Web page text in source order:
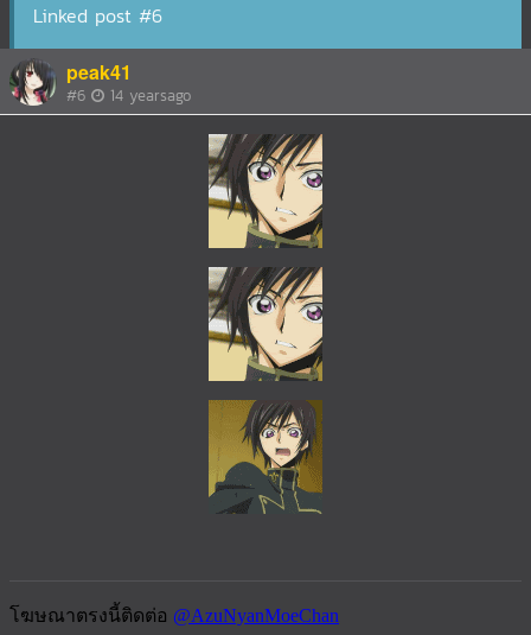
Linked post #6
peak41
#6 14 yearsago